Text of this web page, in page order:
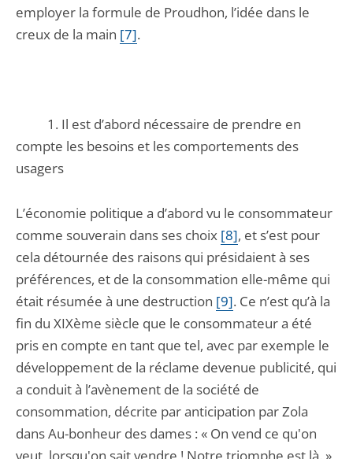
employer la formule de Proudhon, l’idée dans le
creux de la main [7].
1. Il est d’abord nécessaire de prendre en
compte les besoins et les comportements des
usagers
L’économie politique a d’abord vu le consommateur
comme souverain dans ses choix [8], et s’est pour
cela détournée des raisons qui présidaient à ses
préférences, et de la consommation elle-même qui
était résumée à une destruction [9]. Ce n’est qu’à la
fin du XIXème siècle que le consommateur a été
pris en compte en tant que tel, avec par exemple le
développement de la réclame devenue publicité, qui
a conduit à l’avènement de la société de
consommation, décrite par anticipation par Zola
dans Au-bonheur des dames : « On vend ce qu'on